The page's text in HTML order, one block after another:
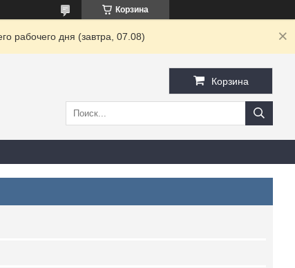
Корзина
рабочего дня (завтра, 07.08)
Корзина